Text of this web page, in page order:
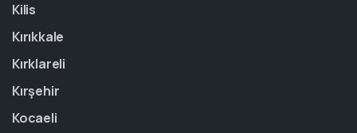
Kilis
Kırıkkale
Kırklareli
Kırşehir
Kocaeli